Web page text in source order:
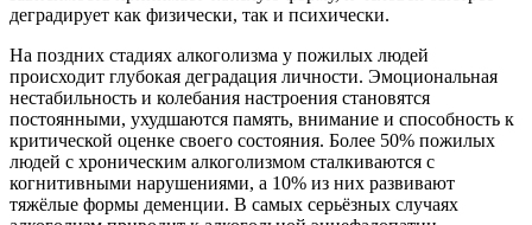
деградирует как физически, так и психически.
На поздних стадиях алкоголизма у пожилых людей
происходит глубокая деградация личности. Эмоциональная
нестабильность и колебания настроения становятся
постоянными, ухудшаются память, внимание и способность к
критической оценке своего состояния. Более 50% пожилых
людей с хроническим алкоголизмом сталкиваются с
когнитивными нарушениями, а 10% из них развивают
тяжёлые формы деменции. В самых серьёзных случаях